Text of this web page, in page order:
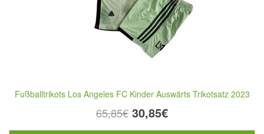
Fußballtrikots Los Angeles FC Kinder Auswärts Trikotsatz 2023
65,85€ 30,85€